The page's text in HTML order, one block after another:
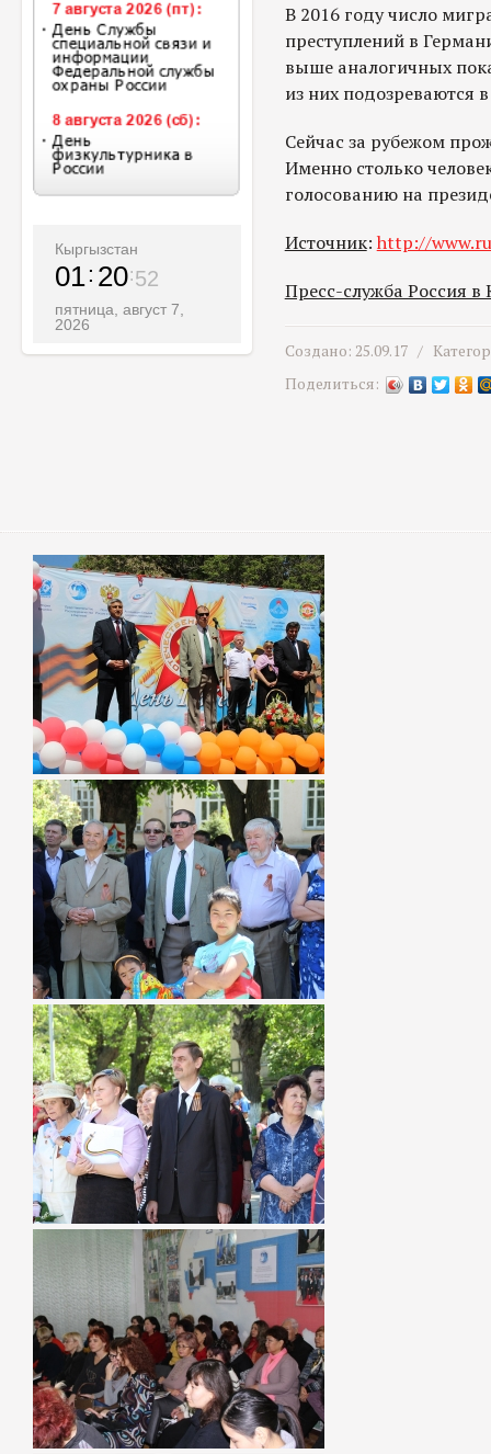
Кыргызстан
01 20 54
пятница, август 7,
2026
В 2016 году число
преступлений в
выше аналогичных
из них подозреваются
Сейчас за рубежом
Именно столько
голосованию на
Источник: http://
Пресс-служба Россия в
Создано: 25.09.17 /
Поделиться: